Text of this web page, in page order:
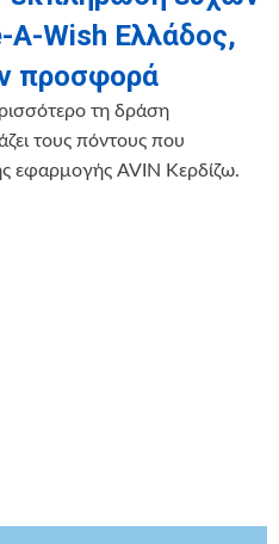
A-Wish Ελλάδος,
προσφορά
τη δράση
τους πόντους που
εφαρμογής AVIN Κερδίζω.